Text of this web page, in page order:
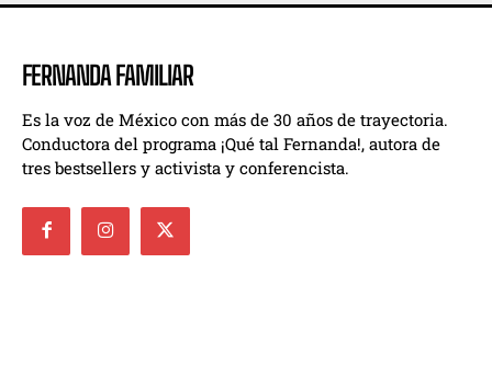
FERNANDA FAMILIAR
Es la voz de México con más de 30 años de trayectoria.
Conductora del programa ¡Qué tal Fernanda!, autora de
tres bestsellers y activista y conferencista.